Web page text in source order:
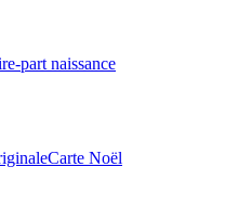
part naissance
Carte Noël